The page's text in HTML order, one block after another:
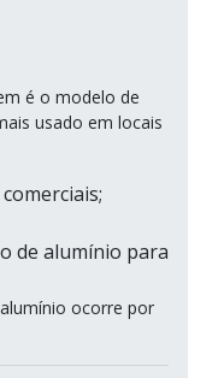
é o modelo de
usado em locais
de alumínio para
ocorre por